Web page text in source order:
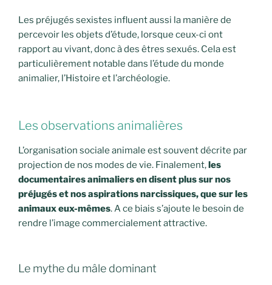
Les préjugés sexistes influent aussi la manière de
percevoir les objets d’étude, lorsque ceux-ci ont
rapport au vivant, donc à des êtres sexués. Cela est
particulièrement notable dans l’étude du monde
animalier, l’Histoire et l’archéologie.
Les observations animalières
L’organisation sociale animale est souvent décrite par
projection de nos modes de vie. Finalement,les
documentaires animaliers en disent plus sur nos
préjugés et nos aspirations narcissiques, que sur les
animaux eux-mêmes. A ce biais s’ajoute le besoin de
rendre l’image commercialement attractive.
Le mythe du mâle dominant